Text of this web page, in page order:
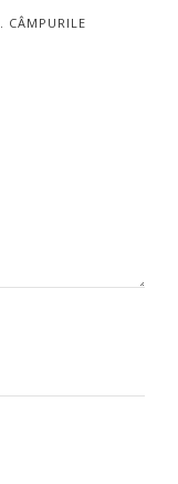
CÂMPURILE